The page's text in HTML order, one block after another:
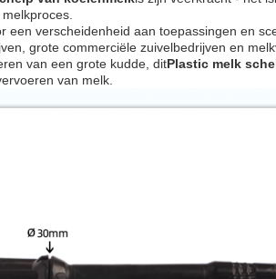
een verscheidenheid aan toepassingen en
grote commerciële zuivelbedrijven en
van een grote kudde, ditPlastic melk
van melk.